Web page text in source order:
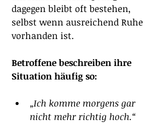
dagegen bleibt oft bestehen,
selbst wenn ausreichend Ruhe
vorhanden ist.
Betroffene beschreiben ihre
Situation häufig so:
„Ich komme morgens gar
nicht mehr richtig hoch.“